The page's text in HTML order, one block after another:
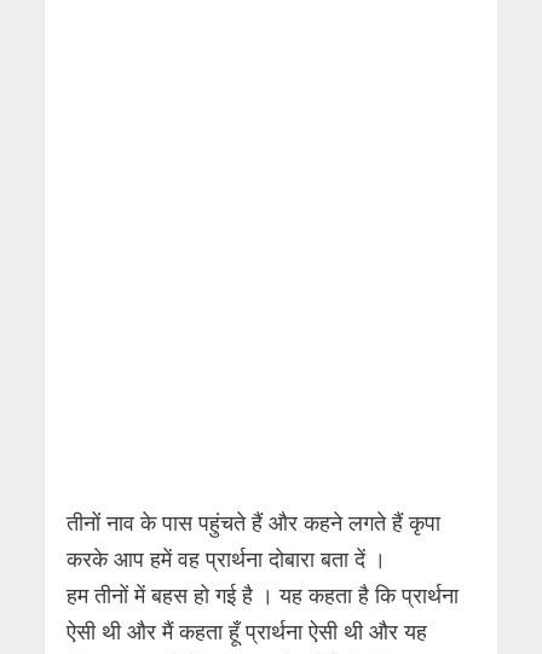
तीनों नाव के पास पहुंचते हैं और कहने लगते हैं कृपा
करके आप हमें वह प्रार्थना दोबारा बता दें ।
हम तीनों में बहस हो गई है । यह कहता है कि प्रार्थना
ऐसी थी और मैं कहता हूँ प्रार्थना ऐसी थी और यह